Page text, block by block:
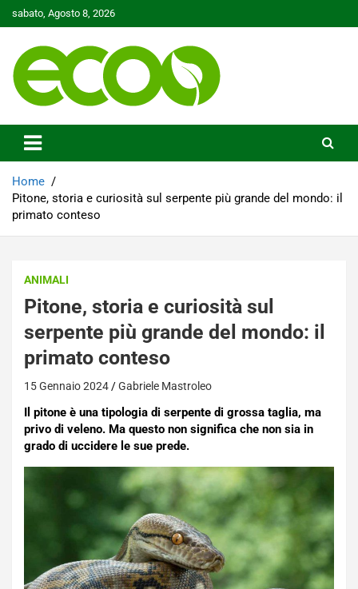
to
sabato, Agosto 8, 2026
Ecoo.it
Home
Pitone, storia e curiosità sul serpente più grande del mondo: il
primato conteso
ANIMALI
Pitone, storia e curiosità sul
serpente più grande del mondo: il
primato conteso
15 Gennaio 2024 Gabriele Mastroleo
Il pitone è una tipologia di serpente di grossa taglia, ma
privo di veleno. Ma questo non significa che non sia in
grado di uccidere le sue prede.